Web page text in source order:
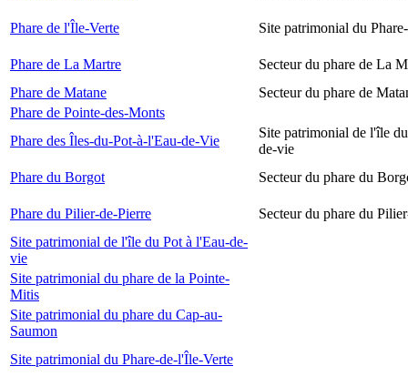
Phare de l'Île-Verte Site patrimonial du
Phare de La Martre
Secteur du phare de La
Phare de Matane
Secteur du phare de
Phare de Pointe-des-Monts
Phare des Îles-du-Pot-à-l'Eau-de-Vie
Site patrimonial de l'île
de-vie
Phare du Borgot
Secteur du phare du
Phare du Pilier-de-Pierre
Secteur du phare du
Site patrimonial de l'île du Pot à l'Eau-de-
vie
Site patrimonial du phare de la Pointe-
Mitis
Site patrimonial du phare du Cap-au-
Saumon
Site patrimonial du Phare-de-l'Île-Verte